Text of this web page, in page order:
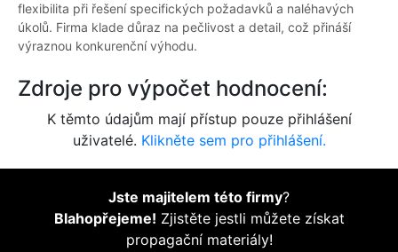
flexibilita při řešení specifických požadavků a naléhavých
úkolů. Firma klade důraz na pečlivost a detail, což přináší
výraznou konkurenční výhodu.
Zdroje pro výpočet hodnocení:
K těmto údajům mají přístup pouze přihlášení
uživatelé. Klikněte sem pro přihlášení.
Jste majitelem této firmy?
Blahopřejeme! Zjistěte jestli můžete získat
propagační materiály!